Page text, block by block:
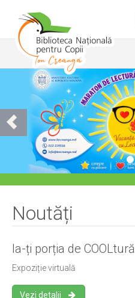
Noutăți
Ia-ți porția de COOLtură
Expoziție virtuală
Vezi detalii